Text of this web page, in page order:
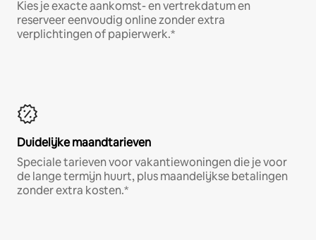
Kies je exacte aankomst- en vertrekdatum en
reserveer eenvoudig online zonder extra
verplichtingen of papierwerk.*
Duidelijke maandtarieven
Speciale tarieven voor vakantiewoningen die je voor
de lange termijn huurt, plus maandelijkse betalingen
zonder extra kosten.*